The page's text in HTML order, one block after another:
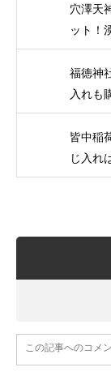
穴澤天
ット！
福徳神
入れも
皆中稲
じ入れ
この記事へのコメ